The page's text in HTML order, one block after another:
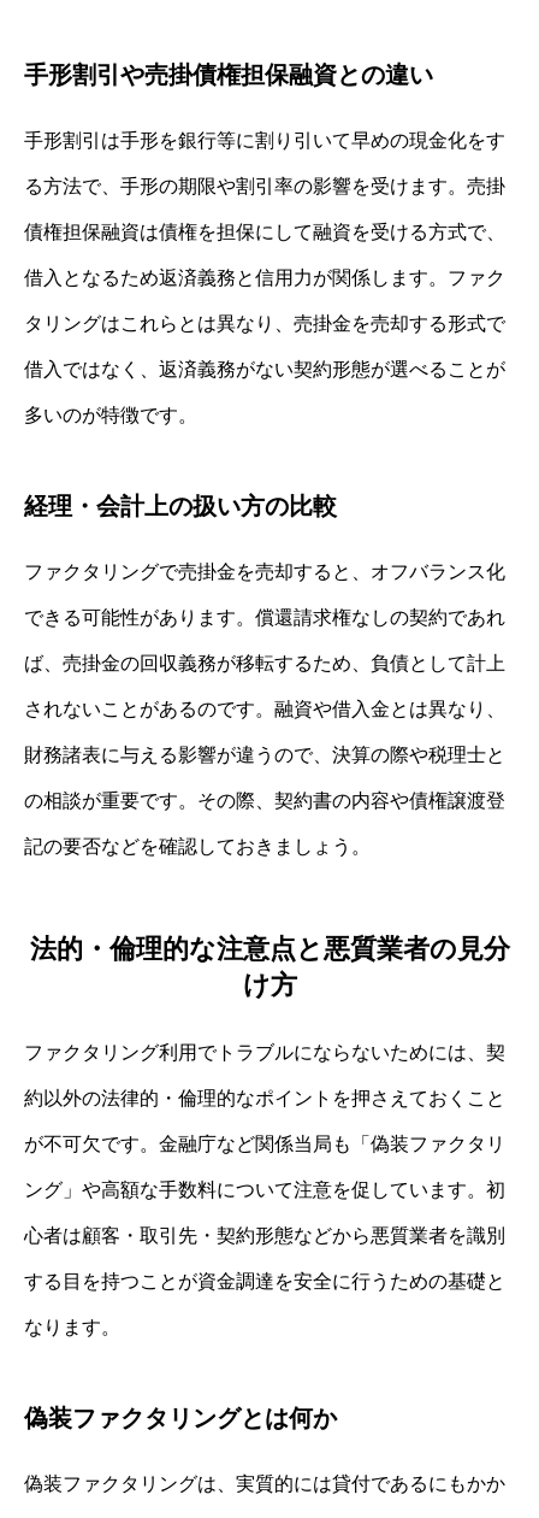
手形割引や売掛債権担保融資との違い
手形割引は手形を銀行等に割り引いて早めの現金化をす
る方法で、手形の期限や割引率の影響を受けます。売掛
債権担保融資は債権を担保にして融資を受ける方式で、
借入となるため返済義務と信用力が関係します。ファク
タリングはこれらとは異なり、売掛金を売却する形式で
借入ではなく、返済義務がない契約形態が選べることが
多いのが特徴です。
経理・会計上の扱い方の比較
ファクタリングで売掛金を売却すると、オフバランス化
できる可能性があります。償還請求権なしの契約であれ
ば、売掛金の回収義務が移転するため、負債として計上
されないことがあるのです。融資や借入金とは異なり、
財務諸表に与える影響が違うので、決算の際や税理士と
の相談が重要です。その際、契約書の内容や債権譲渡登
記の要否などを確認しておきましょう。
法的・倫理的な注意点と悪質業者の見分
け方
ファクタリング利用でトラブルにならないためには、契
約以外の法律的・倫理的なポイントを押さえておくこと
が不可欠です。金融庁など関係当局も「偽装ファクタリ
ング」や高額な手数料について注意を促しています。初
心者は顧客・取引先・契約形態などから悪質業者を識別
する目を持つことが資金調達を安全に行うための基礎と
なります。
偽装ファクタリングとは何か
偽装ファクタリングは、実質的には貸付であるにもかか